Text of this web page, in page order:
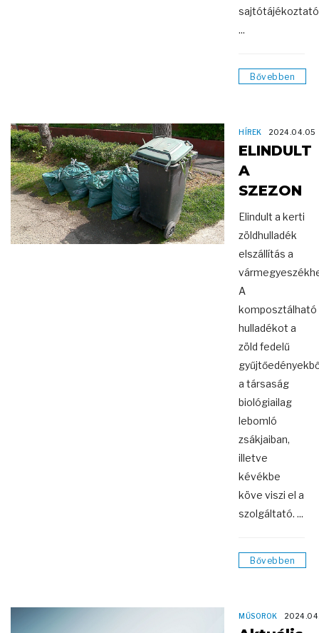
...
Bővebben
HÍREK 2024.04.05
ELINDULT
A
SZEZON
Elindult a kerti
zöldhulladék
elszállítás a
A
komposztálható
hulladékot a
zöld fedelű
a társaság
biológiailag
lebomló
zsákjaiban,
illetve
kévékbe
köve viszi el a
szolgáltató. ...
Bővebben
MŰSOROK